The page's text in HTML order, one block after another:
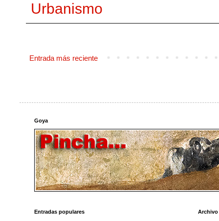
Urbanismo
Entrada más reciente
Goya
Entradas populares